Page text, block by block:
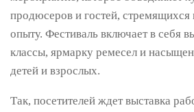
продюсеров и гостей, стремящихся
опыту. Фестиваль включает в себя
классы, ярмарку ремесел и
детей и взрослых.
Так, посетителей ждет выставка